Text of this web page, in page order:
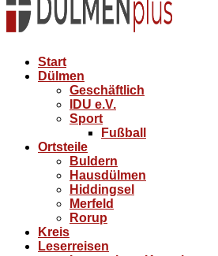
Start
Dülmen
Geschäftlich
IDU e.V.
Sport
Fußball
Ortsteile
Buldern
Hausdülmen
Hiddingsel
Merfeld
Rorup
Kreis
Leserreisen